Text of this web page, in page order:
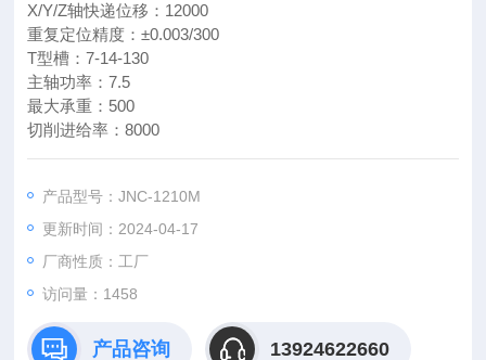
X/Y/Z轴快递位移：12000
重复定位精度：±0.003/300
T型槽：7-14-130
主轴功率：7.5
最大承重：500
切削进给率：8000
产品型号：JNC-1210M
更新时间：2024-04-17
厂商性质：工厂
访问量： 1458
产品咨询 13924622660